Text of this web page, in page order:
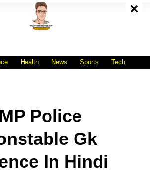
Health News Sports Tech
MP Police
Gk
In Hindi